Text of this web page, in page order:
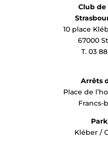
Club de
10 place
67000
T. 03
Arrêts
Place de
Francs-
Kléber /